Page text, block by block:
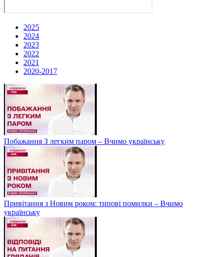
2025
2024
2023
2022
2021
2020-2017
Побажання З легким паром – Вчимо українську
Привітання з Новим роком: типові помилки – Вчимо
українську